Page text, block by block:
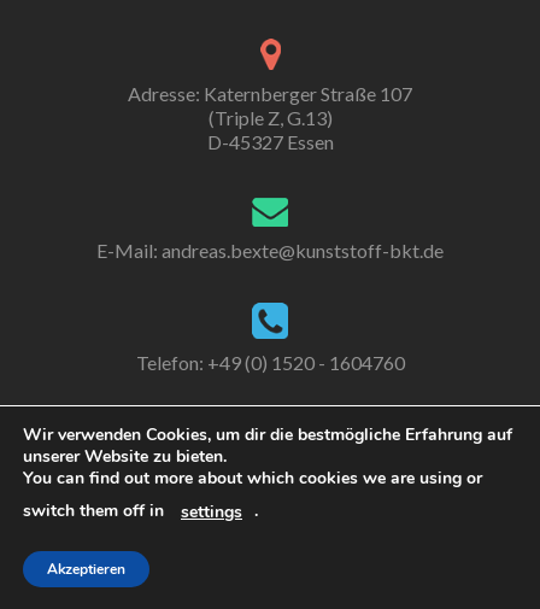
Adresse: Katernberger Straße 107
(Triple Z, G.13)
D-45327 Essen
E-Mail: andreas.bexte@kunststoff-bkt.de
Telefon: +49 (0) 1520 - 1604760
Go
Zerif Lite
Wir verwenden Cookies, um dir die bestmögliche Erfahrung auf
unserer Website zu bieten.
You can find out more about which cookies we are using or
switch them off in
settings .
Akzeptieren